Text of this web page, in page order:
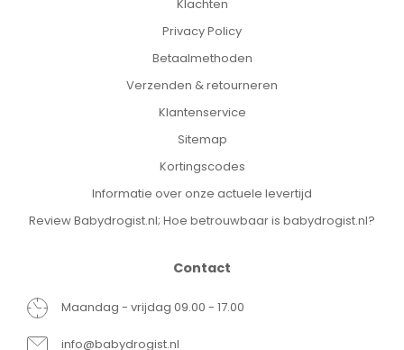
Klachten
Privacy Policy
Betaalmethoden
Verzenden & retourneren
Klantenservice
Sitemap
Kortingscodes
Informatie over onze actuele levertijd
Review Babydrogist.nl; Hoe betrouwbaar is babydrogist.nl?
Contact
Maandag - vrijdag 09.00 - 17.00
info@babydrogist.nl